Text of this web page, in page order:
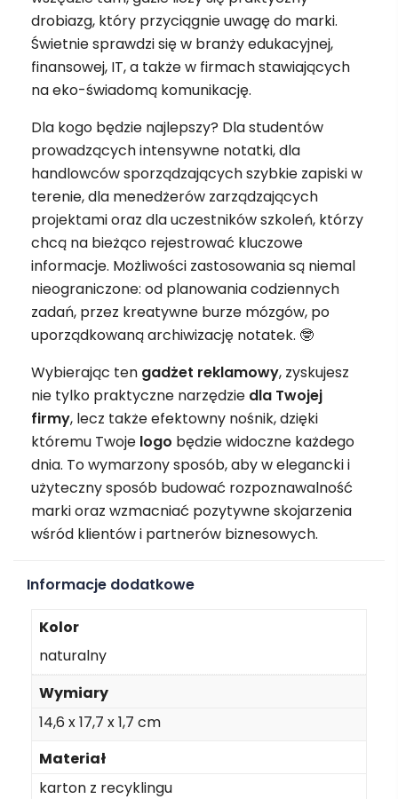
drobiazg, który przyciągnie uwagę do marki.
Świetnie sprawdzi się w branży edukacyjnej,
finansowej, IT, a także w firmach stawiających
na eko-świadomą komunikację.
Dla kogo będzie najlepszy? Dla studentów
prowadzących intensywne notatki, dla
handlowców sporządzających szybkie zapiski w
terenie, dla menedżerów zarządzających
projektami oraz dla uczestników szkoleń, którzy
chcą na bieżąco rejestrować kluczowe
informacje. Możliwości zastosowania są niemal
nieograniczone: od planowania codziennych
zadań, przez kreatywne burze mózgów, po
uporządkowaną archiwizację notatek. 🤓
Wybierając ten gadżet reklamowy, zyskujesz
nie tylko praktyczne narzędzie dla Twojej
firmy, lecz także efektowny nośnik, dzięki
któremu Twoje logo będzie widoczne każdego
dnia. To wymarzony sposób, aby w elegancki i
użyteczny sposób budować rozpoznawalność
marki oraz wzmacniać pozytywne skojarzenia
wśród klientów i partnerów biznesowych.
Informacje dodatkowe
Kolor
naturalny
Wymiary
14,6 x 17,7 x 1,7 cm
Materiał
karton z recyklingu